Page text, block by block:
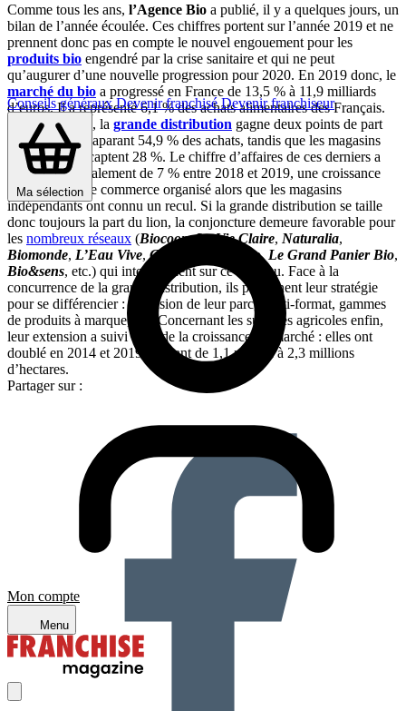
Conseils générauxDevenir franchiséDevenir franchiseur
Ma sélection
Mon compte
Menu
Comme tous les ans, l’Agence Bio a publié, il y a quelques jours, un
bilan de l’année écoulée. Ces chiffres portent sur l’année 2019 et ne
prennent donc pas en compte le nouvel engouement pour les
produits bio engendré par la crise sanitaire et qui ne peut
qu’augurer d’une nouvelle progression pour 2020. En 2019 donc, le
marché du bio a progressé en France de 13,5 % à 11,9 milliards
d’euros. Il a représenté 6,1 % des achats alimentaires des Français.
Sur l’ensemble, la grande distribution gagne deux points de part
de marché, accaparant 54,9 % des achats, tandis que les magasins
spécialisés en captent 28 %. Le chiffre d’affaires de ces derniers a
augmenté globalement de 7 % entre 2018 et 2019, une croissance
dont a profité le commerce organisé alors que les magasins
indépendants ont connu un recul. Si la grande distribution se taille
donc toujours la part du lion, la conjoncture demeure favorable pour
les nombreux réseaux (Biocoop,La Vie Claire, Naturalia,
Biomonde, L’Eau Vive, Comptoir de la Bio, Le Grand Panier Bio,
Bio&sens, etc.) qui interviennent sur ce créneau. Face à la
concurrence de la grande distribution, ils peaufinent leur stratégie
pour se différencier : extension de leur parc, multi-format, gammes
de produits à marque, etc. Concernant les surfaces agricoles enfin,
leur extension a suivi celle de la croissance du marché : elles ont
doublé en 2014 et 2019, passant de 1,1 million à 2,3 millions
d’hectares.
Partager sur :